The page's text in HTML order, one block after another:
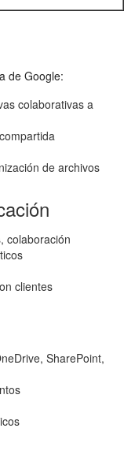
de Google:
colaborativas a
de archivos
colaboración
clientes
SharePoint,